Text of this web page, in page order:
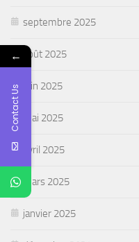
septembre 2025
août 2025
juin 2025
mai 2025
avril 2025
mars 2025
janvier 2025
←
Contact Us